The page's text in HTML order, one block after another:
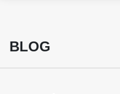
BLOG